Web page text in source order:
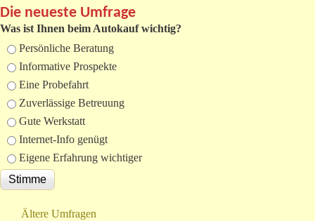
Die neueste Umfrage
Was ist Ihnen beim Autokauf wichtig?
Auswahlmöglichkeiten
Persönliche Beratung
Informative Prospekte
Eine Probefahrt
Zuverlässige Betreuung
Gute Werkstatt
Internet-Info genügt
Eigene Erfahrung wichtiger
Ältere Umfragen